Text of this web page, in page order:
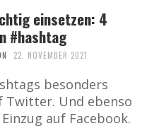
einsetzen: 4
#hashtag
22. NOVEMBER 2021
besonders
Twitter. Und ebenso
auf Facebook.